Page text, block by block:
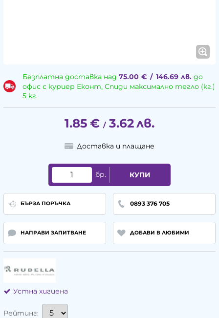
Безплатна доставка над 75.00 € / 146.69 лв.до
офис с куриер Еконт, Спиди максимално тегло (кг.)
5 кг.
1.85 € / 3.62лв.
Доставка и плащане
бр. КУПИ
БЪРЗА ПОРЪЧКА 0893 376 705
НАПРАВИ ЗАПИТВАНЕ ДОБАВИ В ЛЮБИМИ
Устна хигиена
Рейтинг: